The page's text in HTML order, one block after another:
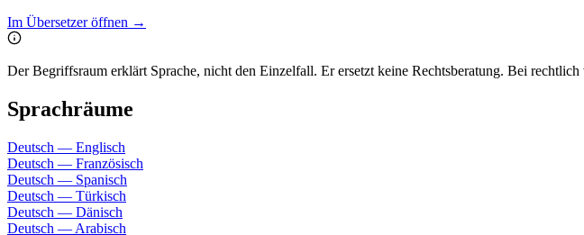
Im Übersetzer öffnen →
Der Begriffsraum erklärt Sprache, nicht den Einzelfall. Er ersetzt keine Rechtsberatung. Bei
Sprachräume
Deutsch — Englisch
Deutsch — Französisch
Deutsch — Spanisch
Deutsch — Türkisch
Deutsch — Dänisch
Deutsch — Arabisch